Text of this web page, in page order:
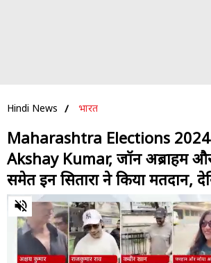
Hindi News भारत
Maharashtra Elections 2024:
Akshay Kumar, जॉन अब्राहम
समेत इन सितारों ने किया मतदान,
0
of
48
seconds